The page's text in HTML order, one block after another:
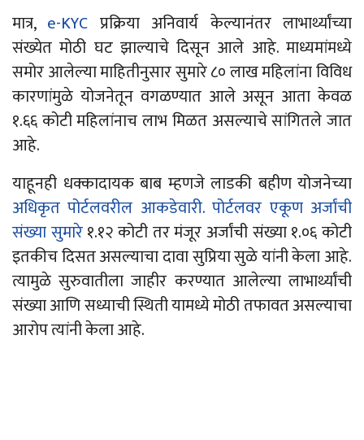
मात्र,e-KYC प्रक्रिया अनिवार्य केल्यानंतर लाभार्थ्यांच्या
संख्येत मोठी घट झाल्याचे दिसून आले आहे. माध्यमांमध्ये
समोर आलेल्या माहितीनुसार सुमारे ८० लाख महिलांना विविध
कारणांमुळे योजनेतून वगळण्यात आले असून आता केवळ
१.६६ कोटी महिलांनाच लाभ मिळत असल्याचे सांगितले जात
आहे.
याहूनही धक्कादायक बाब म्हणजे लाडकी बहीण योजनेच्या
अधिकृत पोर्टलवरील आकडेवारी. पोर्टलवर एकूण अर्जांची
संख्या सुमारे१.१२ कोटी तर मंजूर अर्जांची संख्या १.०६ कोटी
इतकीच दिसत असल्याचा दावा सुप्रिया सुळे यांनी केला आहे.
त्यामुळे सुरुवातीला जाहीर करण्यात आलेल्या लाभार्थ्यांची
संख्या आणि सध्याची स्थिती यामध्ये मोठी तफावत असल्याचा
आरोप त्यांनी केला आहे.